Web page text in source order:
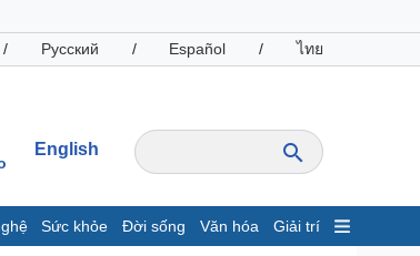
/ Русский / Español / ไทย
English
Sức khỏe Đời sống Văn hóa Giải trí